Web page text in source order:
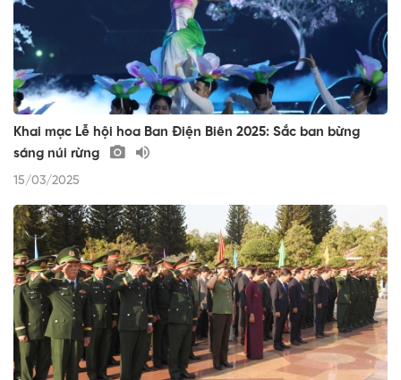
Khai mạc Lễ hội hoa Ban Điện Biên 2025: Sắc ban bừng
sáng núi rừng
15/03/2025